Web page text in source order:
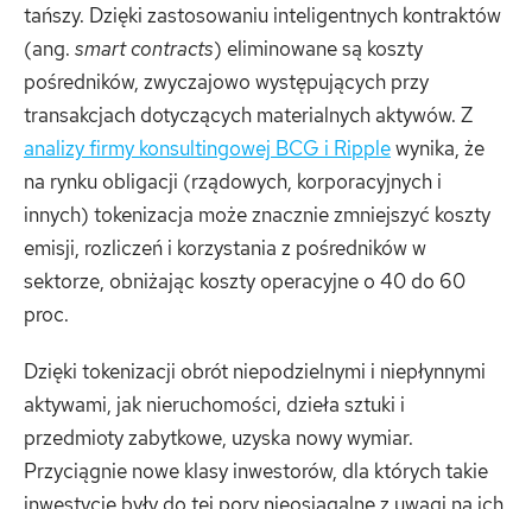
tańszy. Dzięki zastosowaniu inteligentnych kontraktów
(ang. smart contracts) eliminowane są koszty
pośredników, zwyczajowo występujących przy
transakcjach dotyczących materialnych aktywów. Z
analizy firmy konsultingowej BCG i Ripplewynika, że
na rynku obligacji (rządowych, korporacyjnych i
innych) tokenizacja może znacznie zmniejszyć koszty
emisji, rozliczeń i korzystania z pośredników w
sektorze, obniżając koszty operacyjne o 40 do 60
proc.
Dzięki tokenizacji obrót niepodzielnymi i niepłynnymi
aktywami, jak nieruchomości, dzieła sztuki i
przedmioty zabytkowe, uzyska nowy wymiar.
Przyciągnie nowe klasy inwestorów, dla których takie